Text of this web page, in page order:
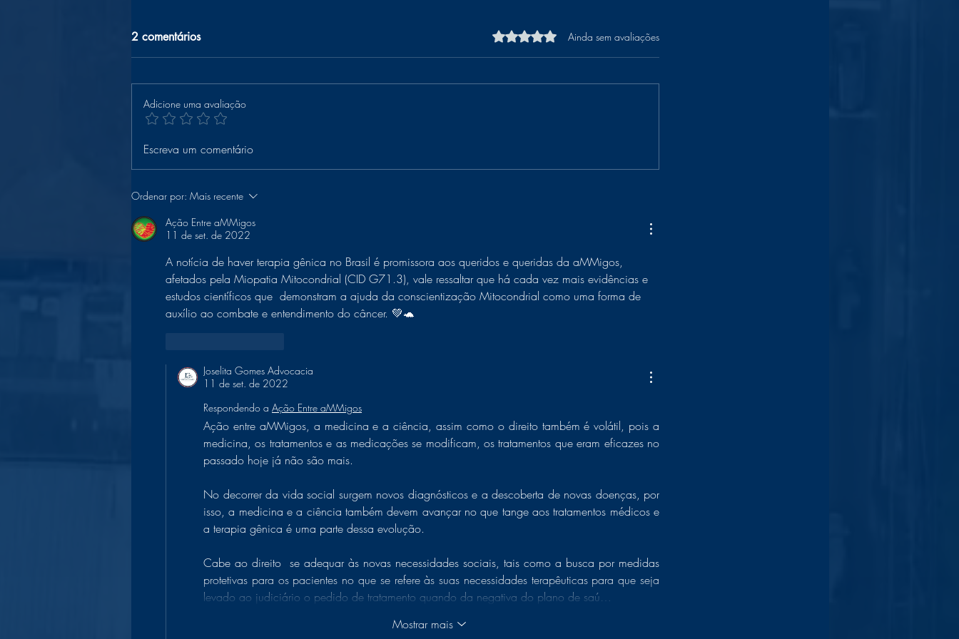
Zika e Microcefalia: O que a
nova Lei 15.156/2025
tratamento médico de
2 comentários Avaliado com 0 de 5 estrelas.
Ainda sem avaliações
Adicione uma avaliação
Escreva um comentário
Ordenar por: Mais recente
Ação Entre aMMigos
11 de set. de 2022
A notícia de haver terapia gênica no Brasil é promissora aos queridos e queridas da aMMigos,
afetados pela Miopatia Mitocondrial (CID G71.3), vale ressaltar que há cada vez mais evidências e
estudos científicos que  demonstram a ajuda da conscientização Mitocondrial como uma forma de
auxílio ao combate e entendimento do câncer. 💚🐢
Joselita Gomes Advocacia
11 de set. de 2022
Respondendo a Ação Entre aMMigos
Ação entre aMMigos, a medicina e a ciência, assim como o direito também é volátil, pois a
medicina, os tratamentos e as medicações se modificam, os tratamentos que eram eficazes no
passado hoje já não são mais.
No decorrer da vida social surgem novos diagnósticos e a descoberta de novas doenças, por
isso, a medicina e a ciência também devem avançar no que tange aos tratamentos médicos e
a terapia gênica é uma parte dessa evolução.
Cabe ao direito  se adequar às novas necessidades sociais, tais como a busca por medidas
protetivas para os pacientes no que se refere às suas necessidades terapêuticas para que seja
levado ao judiciário o pedido de tratamento quando da negativa do plano de saú…
Mostrar mais